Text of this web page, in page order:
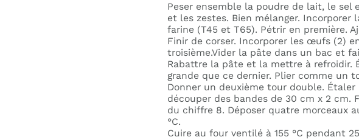
Peser ensemble la poudre de lait, le sel
et les zestes. Bien mélanger.
farine (T45 et T65). Pétrir en première.
Finir de corser. Incorporer les œufs (2)
troisième.Vider la pâte dans un bac et
Rabattre la pâte et la mettre à refroidir.
grande que ce dernier. Plier comme un
Donner un deuxième tour double.
découper des bandes de 30 cm x 2 cm.
du chiffre 8. Déposer quatre morceaux
°C.
Cuire au four ventilé à 155 °C pendant